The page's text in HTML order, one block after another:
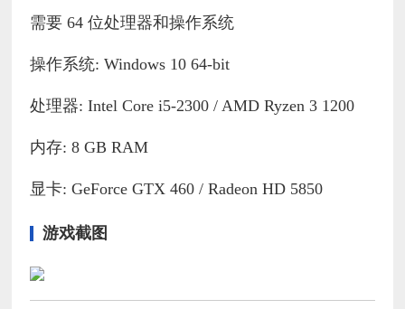
需要 64 位处理器和操作系统
操作系统: Windows 10 64-bit
处理器: Intel Core i5-2300 / AMD Ryzen 3 1200
内存: 8 GB RAM
显卡: GeForce GTX 460 / Radeon HD 5850
游戏截图